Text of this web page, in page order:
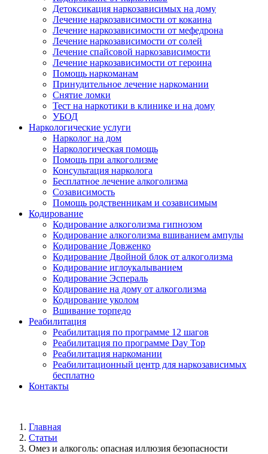
Детоксикация наркозависимых на дому
Лечение наркозависимости от кокаина
Лечение наркозависимости от мефедрона
Лечение наркозависимости от солей
Лечение спайсовой наркозависимости
Лечение наркозависимости от героина
Помощь наркоманам
Принудительное лечение наркомании
Снятие ломки
Тест на наркотики в клинике и на дому
УБОД
Наркологические услуги
Нарколог на дом
Наркологическая помощь
Помощь при алкоголизме
Консультация нарколога
Бесплатное лечение алкоголизма
Созависимость
Помощь родственникам и созависимым
Кодирование
Кодирование алкоголизма гипнозом
Кодирование алкоголизма вшиванием ампулы
Кодирование Довженко
Кодирование Двойной блок от алкоголизма
Кодирование иглоукалыванием
Кодирование Эспераль
Кодирование на дому от алкоголизма
Кодирование уколом
Вшивание торпедо
Реабилитация
Реабилитация по программе 12 шагов
Реабилитация по программе Day Top
Реабилитация наркомании
Реабилитационный центр для наркозависимых
бесплатно
Контакты
Главная
Статьи
Омез и алкоголь: опасная иллюзия безопасности